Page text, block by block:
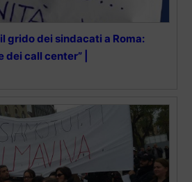
grido dei sindacati a Roma:
call center” |